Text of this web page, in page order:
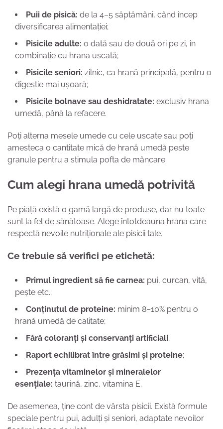
Puii de pisică: de la 4–5 săptămâni, când încep
diversificarea alimentației;
Pisicile adulte: o dată sau de două ori pe zi, în
combinație cu hrana uscată;
Pisicile seniori: zilnic, ca hrană principală, pentru o
digestie mai ușoară;
Pisicile bolnave sau deshidratate: exclusiv hrana
umedă, până la refacere.
Poți alterna mesele umede cu cele uscate sau poți
amesteca o cantitate mică de hrană umedă peste
granule pentru a stimula pofta de mâncare.
Cum alegi hrana umedă potrivită
Pe piață există o gamă largă de produse, dar nu toate
sunt la fel de sănătoase. Alege întotdeauna hrana care
respectă nevoile nutriționale ale pisicii tale.
Ce trebuie să verifici pe etichetă:
Primul ingredient să fie carnea: pui, curcan, vită,
pește etc.;
Conținutul de proteine: minim 8–10% pentru o
hrană umedă de calitate;
Fără coloranți și conservanți artificiali;
Raport echilibrat între grăsimi și proteine;
Prezența vitaminelor și mineralelor
esențiale: taurină, zinc, vitamina E.
De asemenea, ține cont de vârsta pisicii. Există formule
speciale pentru pui, adulți și seniori, adaptate nevoilor